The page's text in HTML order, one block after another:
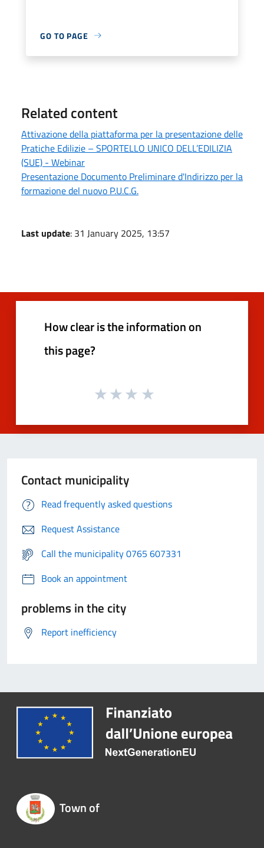
GO TO PAGE
Related content
Attivazione della piattaforma per la presentazione delle
Pratiche Edilizie – SPORTELLO UNICO DELL’EDILIZIA
(SUE) - Webinar
Presentazione Documento Preliminare d'Indirizzo per la
formazione del nuovo P.U.C.G.
Last update: 31 January 2025, 13:57
How clear is the information on
this page?
Contact municipality
Read frequently asked questions
Request Assistance
Call the municipality 0765 607331
Book an appointment
problems in the city
Report inefficiency
Town of